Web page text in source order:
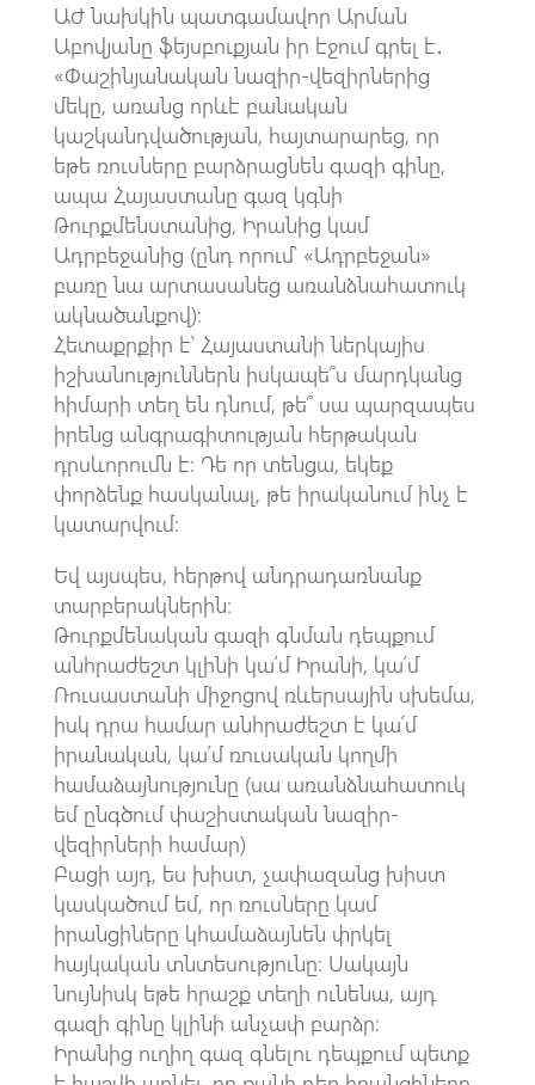
ԱԺ նախկին պատգամավոր Արման
Աբովյանը ֆեյսբուքյան իր էջում գրել է․
«Փաշինյանական նազիր-վեզիրներից
մեկը, առանց որևէ բանական
կաշկանդվածության, հայտարարեց, որ
եթե ռուսները բարձրացնեն գազի գինը,
ապա Հայաստանը գազ կգնի
Թուրքմենստանից, Իրանից կամ
Ադրբեջանից (ընդ որում՝ «Ադրբեջան»
բառը նա արտասանեց առանձնահատուկ
ակնածանքով)։
Հետաքրքիր է՝ Հայաստանի ներկայիս
իշխանություններն իսկապե՞ս մարդկանց
հիմարի տեղ են դնում, թե՞ սա պարզապես
իրենց անգրագիտության հերթական
դրսևորումն է: Դե որ տենցա, եկեք
փորձենք հասկանալ, թե իրականում ինչ է
կատարվում։
Եվ այսպես, հերթով անդրադառնանք
տարբերակներին։
Թուրքմենական գազի գնման դեպքում
անհրաժեշտ կլինի կա՛մ Իրանի, կա՛մ
Ռուսաստանի միջոցով ռևերսային սխեմա,
իսկ դրա համար անհրաժեշտ է կա՛մ
իրանական, կա՛մ ռուսական կողմի
համաձայնությունը (սա առանձնահատուկ
եմ ընգծում փաշիստական նազիր-
վեզիրների համար)
Բացի այդ, ես խիստ, չափազանց խիստ
կասկածում եմ, որ ռուսները կամ
իրանցիները կհամաձայնեն փրկել
հայկական տնտեսությունը։ Սակայն
նույնիսկ եթե հրաշք տեղի ունենա, այդ
գազի գինը կլինի անչափ բարձր։
Իրանից ուղիղ գազ գնելու դեպքում պետք